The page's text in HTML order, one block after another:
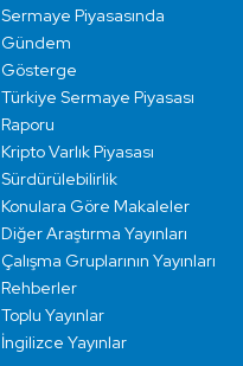
Sermaye Piyasasında
Gündem
Gösterge
Türkiye Sermaye Piyasası
Raporu
Kripto Varlık Piyasası
Sürdürülebilirlik
Konulara Göre Makaleler
Diğer Araştırma Yayınları
Çalışma Gruplarının Yayınları
Rehberler
Toplu Yayınlar
İngilizce Yayınlar